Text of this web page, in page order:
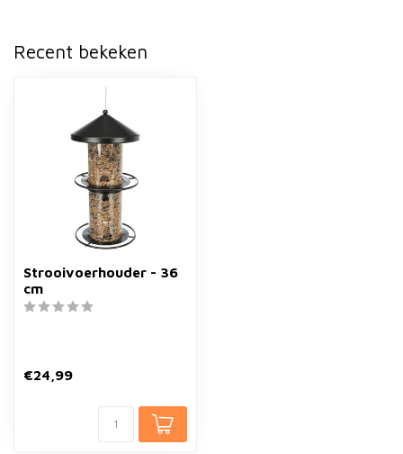
Recent bekeken
Strooivoerhouder - 36
cm
€24,99